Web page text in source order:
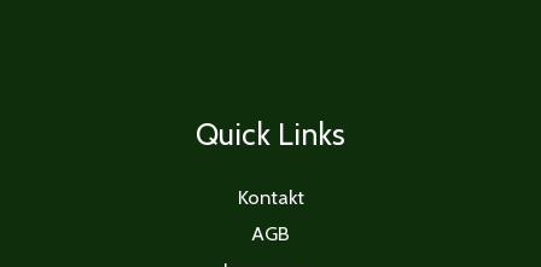
Quick Links
Kontakt
AGB